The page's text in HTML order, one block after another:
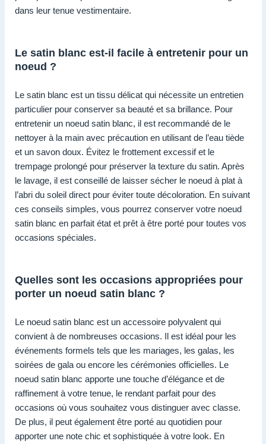
dans leur tenue vestimentaire.
Le satin blanc est-il facile à entretenir pour un
noeud ?
Le satin blanc est un tissu délicat qui nécessite un entretien
particulier pour conserver sa beauté et sa brillance. Pour
entretenir un noeud satin blanc, il est recommandé de le
nettoyer à la main avec précaution en utilisant de l’eau tiède
et un savon doux. Évitez le frottement excessif et le
trempage prolongé pour préserver la texture du satin. Après
le lavage, il est conseillé de laisser sécher le noeud à plat à
l’abri du soleil direct pour éviter toute décoloration. En suivant
ces conseils simples, vous pourrez conserver votre noeud
satin blanc en parfait état et prêt à être porté pour toutes vos
occasions spéciales.
Quelles sont les occasions appropriées pour
porter un noeud satin blanc ?
Le noeud satin blanc est un accessoire polyvalent qui
convient à de nombreuses occasions. Il est idéal pour les
événements formels tels que les mariages, les galas, les
soirées de gala ou encore les cérémonies officielles. Le
noeud satin blanc apporte une touche d’élégance et de
raffinement à votre tenue, le rendant parfait pour des
occasions où vous souhaitez vous distinguer avec classe.
De plus, il peut également être porté au quotidien pour
apporter une note chic et sophistiquée à votre look. En